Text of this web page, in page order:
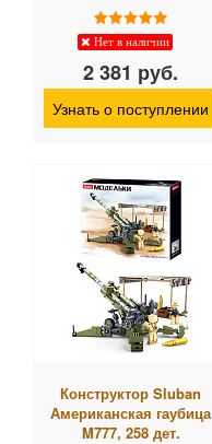
Нет в наличии
2 381 руб.
Узнать о поступлении
Конструктор Sluban
Американская гаубица
M777, 258 дет.